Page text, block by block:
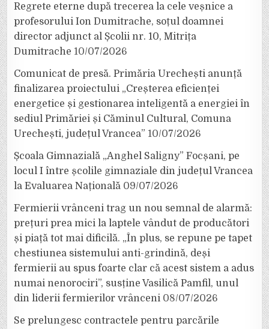
Regrete eterne după trecerea la cele veșnice a
profesorului Ion Dumitrache, soțul doamnei
director adjunct al Școlii nr. 10, Mitrița
Dumitrache 10/07/2026
Comunicat de presă. Primăria Urechești anunță
finalizarea proiectului „Creșterea eficienței
energetice și gestionarea inteligentă a energiei în
sediul Primăriei și Căminul Cultural, Comuna
Urechești, județul Vrancea” 10/07/2026
Școala Gimnazială „Anghel Saligny” Focșani, pe
locul I între școlile gimnaziale din județul Vrancea
la Evaluarea Națională 09/07/2026
Fermierii vrânceni trag un nou semnal de alarmă:
prețuri prea mici la laptele vândut de producători
și piață tot mai dificilă. „În plus, se repune pe tapet
chestiunea sistemului anti-grindină, deși
fermierii au spus foarte clar că acest sistem a adus
numai nenorociri”, susține Vasilică Pamfil, unul
din liderii fermierilor vrânceni 08/07/2026
Se prelungesc contractele pentru parcările